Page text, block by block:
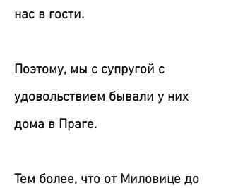
нас в гости.
Поэтому, мы с супругой с
удовольствием бывали у них
дома в Праге.
Тем более, что от Миловице до